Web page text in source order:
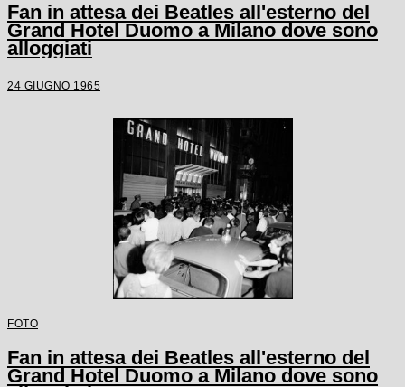
Fan in attesa dei Beatles all'esterno del
Grand Hotel Duomo a Milano dove sono
alloggiati
24 GIUGNO 1965
FOTO
Fan in attesa dei Beatles all'esterno del
Grand Hotel Duomo a Milano dove sono